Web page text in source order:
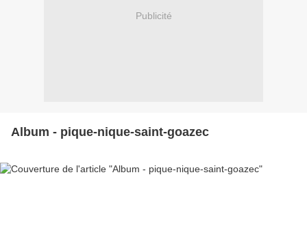
Publicité
Album - pique-nique-saint-goazec